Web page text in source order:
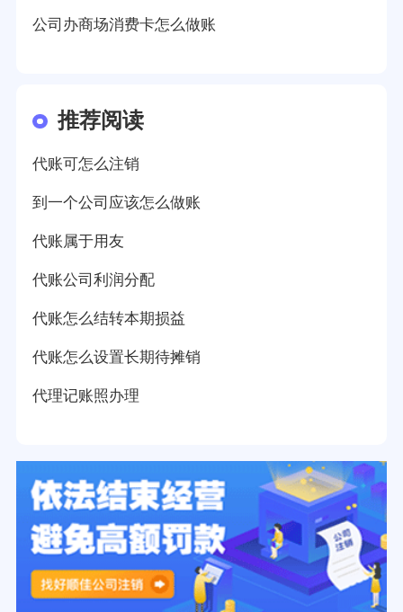
公司办商场消费卡怎么做账
推荐阅读
代账可怎么注销
到一个公司应该怎么做账
代账属于用友
代账公司利润分配
代账怎么结转本期损益
代账怎么设置长期待摊销
代理记账照办理